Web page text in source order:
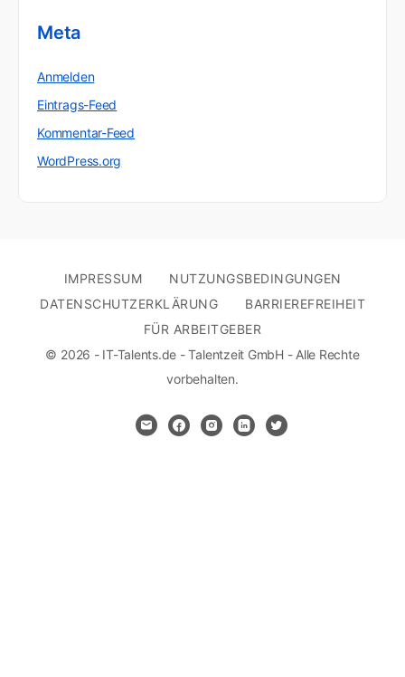
Meta
Anmelden
Eintrags-Feed
Kommentar-Feed
WordPress.org
IMPRESSUM
NUTZUNGSBEDINGUNGEN
DATENSCHUTZERKLÄRUNG
BARRIEREFREIHEIT
FÜR ARBEITGEBER
© 2026 - IT-Talents.de - Talentzeit GmbH - Alle Rechte
vorbehalten.